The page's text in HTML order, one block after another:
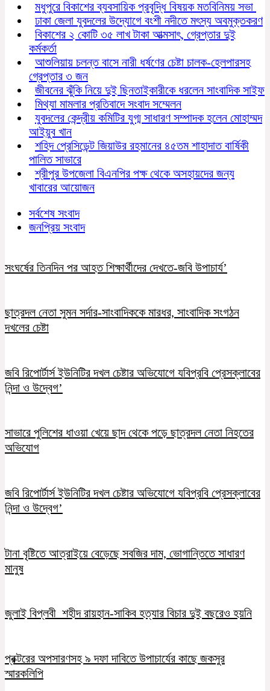
মধুপুরে বিকাশের ব্যবসায়িক প্রবৃদ্ধি বিষয়ক মতবিনিময় সভা
ঢাকা জেলা যুবদলের উদ্যোগে বংশী নদীতে মৎস্য অবমুক্তকরণ
বিকাশের ২ কোটি ৩৫ লাখ টাকা আত্মসাৎ, গ্রেপ্তার দুই
কর্মকর্তা
আশুলিয়ায় চলন্ত বাসে নারী ধর্ষণের চেষ্টা চালক-হেলপারসহ
গ্রেপ্তার ৩ জন
জীবনের ঝুঁকি নিয়ে দুই ছিনতাইকারীকে ধরলেন সাংবাদিক সাইফ
মিথ্যা মামলার প্রতিবাদে সংবাদ সম্মেলন
যুবদলের কেন্দ্রীয় কমিটির যুগ্ম সাধারণ সম্পাদক হলেন মোহাম্মদ
আইয়ুব খান
শহিদ প্রেসিডেন্ট জিয়াউর রহমানের ৪৫তম শাহাদাত বার্ষিকী
পালিত সাভারে
শ্রীপুর উপজেলা বিএনপির পক্ষ থেকে অসহায়দের জন্য
খাবারের আয়োজন
সর্বশেষ সংবাদ
জনপ্রিয় সংবাদ
সংঘর্ষের তিনদিন পর আহত শিক্ষার্থীদের দেখতে-জবি উপাচার্য’
ছাত্রদল নেতা সুমন সর্দার-সাংবাদিককে মারধর, সাংবাদিক সংগঠন
দখলের চেষ্টা
জবি রিপোর্টার্স ইউনিটির দখল চেষ্টার অভিযোগে যবিপ্রবি প্রেসক্লাবের
নিন্দা ও উদ্বেগ’
সাভারে পুলিশের ধাওয়া খেয়ে ছাদ থেকে পড়ে ছাত্রদল নেতা নিহতের
অভিযোগ
জবি রিপোর্টার্স ইউনিটির দখল চেষ্টার অভিযোগে যবিপ্রবি প্রেসক্লাবের
নিন্দা ও উদ্বেগ’
টানা বৃষ্টিতে আত্রাইয়ে বেড়েছে সবজির দাম, ভোগান্তিতে সাধারণ
মানুষ
জুলাই বিপ্লবী শহীদ রায়হান-সাকিব হত্যার বিচার দুই বছরেও হয়নি
প্রক্টরের অপসারণসহ ৯ দফা দাবিতে উপাচার্যের কাছে জকসুর
স্মারকলিপি